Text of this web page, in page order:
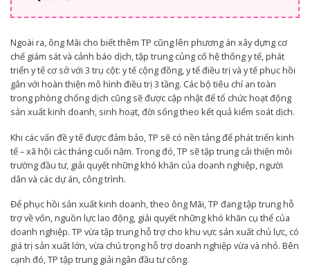
Ngoài ra, ông Mãi cho biết thêm TP cũng lên phương án xây dựng cơ
chế giám sát và cảnh báo dịch, tập trung củng cố hệ thống y tế, phát
triển y tế cơ sở với 3 trụ cột: y tế cộng đồng, y tế điều trị và y tế phục hồi
gắn với hoàn thiện mô hình điều trị 3 tầng. Các bộ tiêu chí an toàn
trong phòng chống dịch cũng sẽ được cập nhật để tổ chức hoạt động
sản xuất kinh doanh, sinh hoạt, đời sống theo kết quả kiểm soát dịch.
Khi các vấn đề y tế được đảm bảo, TP sẽ có nền tảng để phát triển kinh
tế – xã hội các tháng cuối năm. Trong đó, TP sẽ tập trung cải thiện môi
trường đầu tư, giải quyết những khó khăn của doanh nghiệp, người
dân và các dự án, công trình.
Để phục hồi sản xuất kinh doanh, theo ông Mãi, TP đang tập trung hỗ
trợ về vốn, nguồn lực lao động, giải quyết những khó khăn cụ thể của
doanh nghiệp. TP vừa tập trung hỗ trợ cho khu vực sản xuất chủ lực, có
giá trị sản xuất lớn, vừa chú trọng hỗ trợ doanh nghiệp vừa và nhỏ. Bên
cạnh đó, TP tập trung giải ngân đầu tư công.